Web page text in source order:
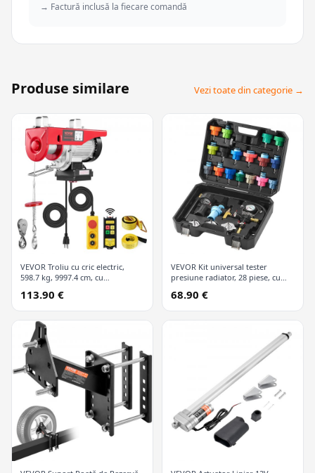
→ Factură inclusă la fiecare comandă
Produse similare Vezi toate din categorie →
VEVOR Troliu cu cric electric,
598.7 kg, 9997.4 cm, cu
cu fir
113.90 €
VEVOR Kit universal tester
presiune radiator, 28 piese, cu
codificate după culori, kit vid
refill pentru sisteme de răcire
68.90 €